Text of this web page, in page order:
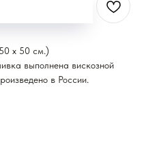
x 50 см.)
выполнена вискозной
в России.